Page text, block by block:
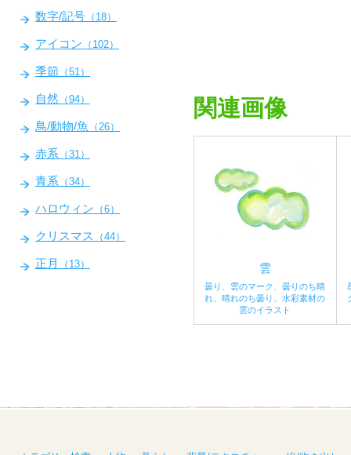
関連画像
雲
曇り、雲のマーク、曇りのち晴
れ、晴れのち曇り、水彩素材の
雲のイラスト
数字/記号 （18）
アイコン （102）
季節 （51）
自然 （94）
鳥/動物/魚 （26）
赤系 （31）
青系 （34）
ハロウィン （6）
クリスマス （44）
正月 （13）